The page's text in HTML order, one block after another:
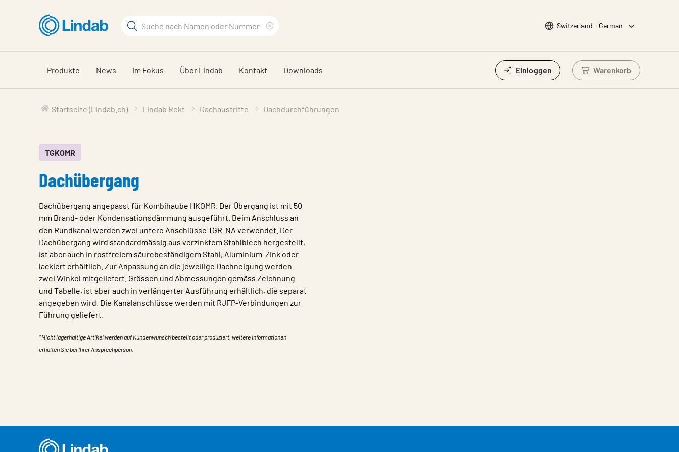
Hauptinhalt
Suchbegriff
durchsuchen
löschen
Sprache wählen
Switzerland - German
Produkte News Im Fokus Über Lindab Kontakt Downloads Einloggen Warenkorb
Einloggen um
Startseite (Lindab.ch) Lindab Rekt Dachaustritte Dachdurchführungen
TGKOMR
Dachübergang
Dachübergang angepasst für Kombihaube HKOMR. Der Übergang ist mit 50
mm Brand- oder Kondensationsdämmung ausgeführt. Beim Anschluss an
den Rundkanal werden zwei untere Anschlüsse TGR-NA verwendet. Der
Dachübergang wird standardmässig aus verzinktem Stahlblech hergestellt,
ist aber auch in rostfreiem säurebeständigem Stahl, Aluminium-Zink oder
lackiert erhältlich. Zur Anpassung an die jeweilige Dachneigung werden
zwei Winkel mitgeliefert. Grössen und Abmessungen gemäss Zeichnung
und Tabelle, ist aber auch in verlängerter Ausführung erhältlich, die separat
angegeben wird. Die Kanalanschlüsse werden mit RJFP-Verbindungen zur
Führung geliefert.
*Nicht lagerhaltige Artikel werden auf Kundenwunsch bestellt oder produziert, weitere Informationen
erhalten Sie bei Ihrer Ansprechperson.